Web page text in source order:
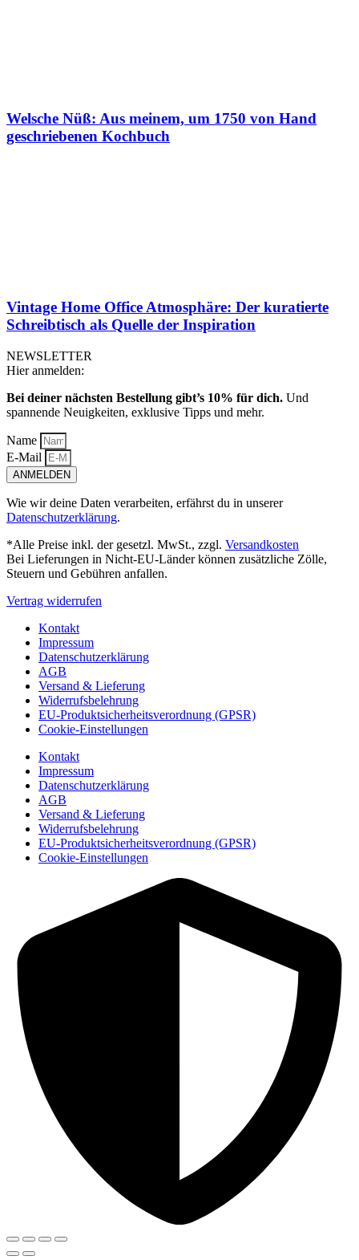
Welsche Nüß: Aus meinem, um 1750 von Hand
geschriebenen Kochbuch
Vintage Home Office Atmosphäre: Der kuratierte
Schreibtisch als Quelle der Inspiration
NEWSLETTER
Hier anmelden:
Bei deiner nächsten Bestellung gibt’s 10% für dich. Und
spannende Neuigkeiten, exklusive Tipps und mehr.
Name
E-Mail
ANMELDEN
Wie wir deine Daten verarbeiten, erfährst du in unserer
Datenschutzerklärung.
*Alle Preise inkl. der gesetzl. MwSt., zzgl. Versandkosten
Bei Lieferungen in Nicht-EU-Länder können zusätzliche Zölle,
Steuern und Gebühren anfallen.
Vertrag widerrufen
Kontakt
Impressum
Datenschutzerklärung
AGB
Versand & Lieferung
Widerrufsbelehrung
EU-Produktsicherheitsverordnung (GPSR)
Cookie-Einstellungen
Kontakt
Impressum
Datenschutzerklärung
AGB
Versand & Lieferung
Widerrufsbelehrung
EU-Produktsicherheitsverordnung (GPSR)
Cookie-Einstellungen